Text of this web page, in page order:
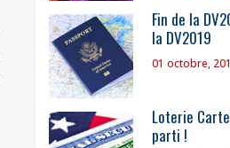
Fin de la
la DV2019
01 octobre,
Loterie
parti !